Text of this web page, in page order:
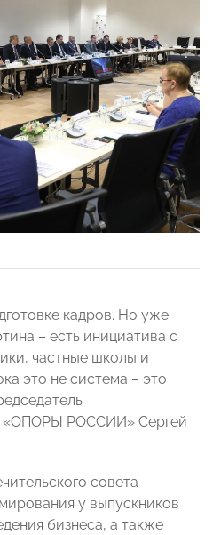
кадров. Но уже
– есть инициатива с
частные школы и
это не система – это
«ОПОРЫ РОССИИ» Сергей
совета
у выпускников
бизнеса, а также